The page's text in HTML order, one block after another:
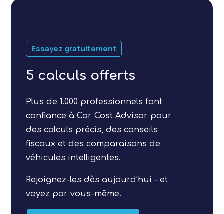
Essayez gratuitement
5 calculs offerts
Plus de 1.000 professionnels font
confiance à Car Cost Advisor pour
des calculs précis, des conseils
fiscaux et des comparaisons de
véhicules intelligentes.
Rejoignez-les dès aujourd’hui – et
voyez par vous-même.